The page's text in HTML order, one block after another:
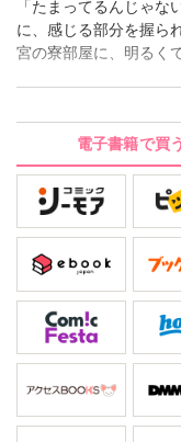
「たまってるんじゃ
に、感じる部分を握ら
宮の寮部屋に、明るく
いつもの塩対応で接し
らう藤宮だが、東堂は
してある朝藤宮が目覚
場では自己処理のお手
が、ある日突然別室で
て同室でいる必要はな
電子書籍で買う